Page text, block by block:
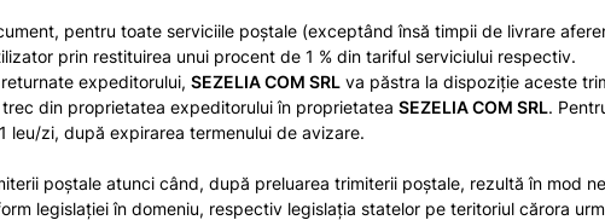
pentru toate serviciile poştale (exceptând însă timpii de livrare
prin restituirea unui procent de 1 % din tariful serviciului respectiv.
expeditorului, SEZELIA COM SRL va păstra la dispoziţie aceste
din proprietatea expeditorului în proprietatea SEZELIA COM SRL.
leu/zi, după expirarea termenului de avizare.
poştale atunci când, după preluarea trimiterii poştale, rezultă în mod
legislaţiei în domeniu, respectiv legislația statelor pe teritoriul cărora